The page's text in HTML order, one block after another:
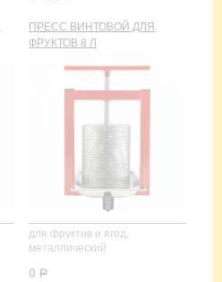
ПРЕСС ВИНТОВОЙ ДЛЯ
ФРУКТОВ 8 Л
для фруктов и ягод,
металлический
0 Р